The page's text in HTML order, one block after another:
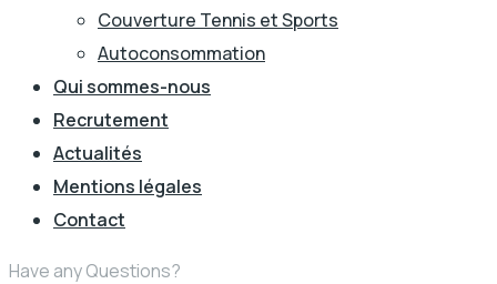
Couverture Tennis et Sports
Autoconsommation
Qui sommes-nous
Recrutement
Actualités
Mentions légales
Contact
Have any Questions?